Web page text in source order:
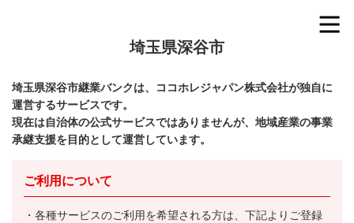
埼玉県深谷市
埼玉県深谷市継業バンクは、ココホレジャパン株式会社が独自に
運営するサービスです。
現在は自治体の公式サービスではありませんが、地域産業の事業
承継支援を目的として運営しています。
ご利用について
各種サービスのご利用を希望される方は、下記よりご登録